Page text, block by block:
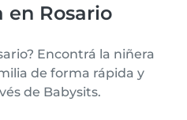
en Rosario
Encontrá la niñera
de forma rápida y
de Babysits.